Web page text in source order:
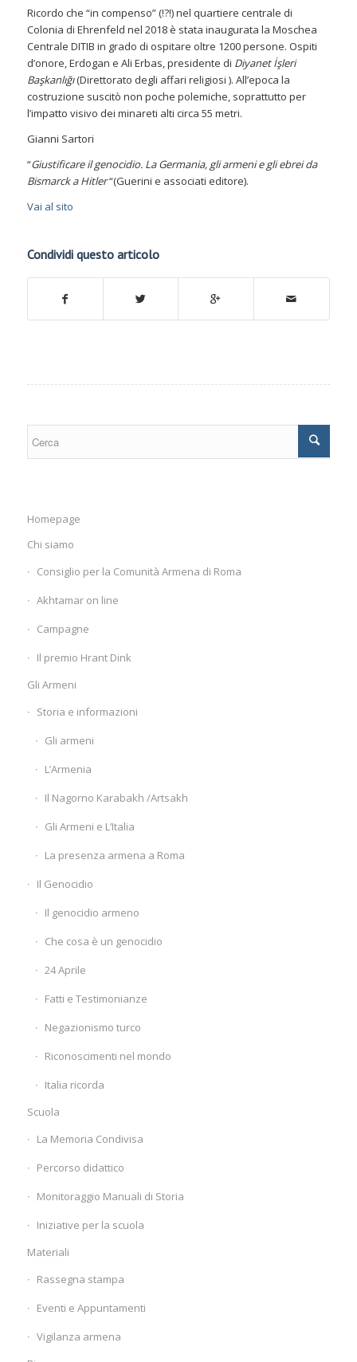
Ricordo che “in compenso” (!?!) nel quartiere centrale di
Colonia di Ehrenfeld nel 2018 è stata inaugurata la Moschea
Centrale DITIB in grado di ospitare oltre 1200 persone. Ospiti
d’onore, Erdogan e Ali Erbas, presidente di Diyanet İşleri
Başkanlığı(Direttorato degli affari religiosi ). All’epoca la
costruzione suscitò non poche polemiche, soprattutto per
l’impatto visivo dei minareti alti circa 55 metri.
Gianni Sartori
“Giustificare il genocidio. La Germania, gli armeni e gli ebrei da
Bismarck a Hitler“(Guerini e associati editore).
Vai al sito
Condividi questo articolo
Homepage
Chi siamo
Consiglio per la Comunità Armena di Roma
Akhtamar on line
Campagne
Il premio Hrant Dink
Gli Armeni
Storia e informazioni
Gli armeni
L’Armenia
Il Nagorno Karabakh /Artsakh
Gli Armeni e L’Italia
La presenza armena a Roma
Il Genocidio
Il genocidio armeno
Che cosa è un genocidio
24 Aprile
Fatti e Testimonianze
Negazionismo turco
Riconoscimenti nel mondo
Italia ricorda
Scuola
La Memoria Condivisa
Percorso didattico
Monitoraggio Manuali di Storia
Iniziative per la scuola
Materiali
Rassegna stampa
Eventi e Appuntamenti
Vigilanza armena